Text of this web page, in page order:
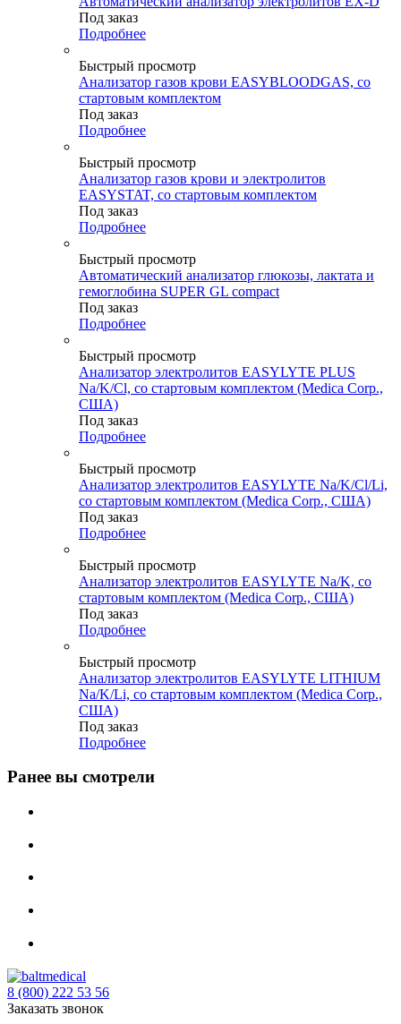
Под заказ
Подробнее
Быстрый просмотр
Анализатор газов крови EASYBLOODGAS, со
стартовым комплектом
Под заказ
Подробнее
Быстрый просмотр
Анализатор газов крови и электролитов
EASYSTAT, со стартовым комплектом
Под заказ
Подробнее
Быстрый просмотр
Автоматический анализатор глюкозы, лактата и
гемоглобина SUPER GL compact
Под заказ
Подробнее
Быстрый просмотр
Анализатор электролитов EASYLYTE PLUS
Na/K/Cl, со стартовым комплектом (Medica Corp.,
США)
Под заказ
Подробнее
Быстрый просмотр
Анализатор электролитов EASYLYTE Na/K/Cl/Li,
со стартовым комплектом (Medica Corp., США)
Под заказ
Подробнее
Быстрый просмотр
Анализатор электролитов EASYLYTE Na/K, со
стартовым комплектом (Medica Corp., США)
Под заказ
Подробнее
Быстрый просмотр
Анализатор электролитов EASYLYTE LITHIUM
Na/K/Li, со стартовым комплектом (Medica Corp.,
США)
Под заказ
Подробнее
Ранее вы смотрели
8 (800) 222 53 56
Заказать звонок